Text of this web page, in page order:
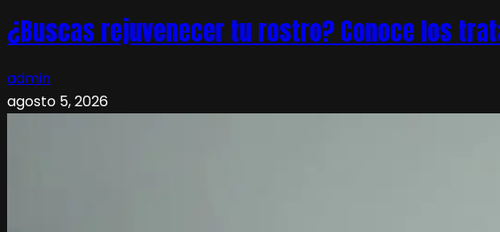
¿Buscas rejuvenecer tu rostro? Conoce los
admin
agosto 5, 2026